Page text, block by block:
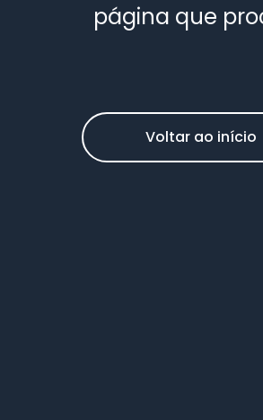
página que
Voltar ao início